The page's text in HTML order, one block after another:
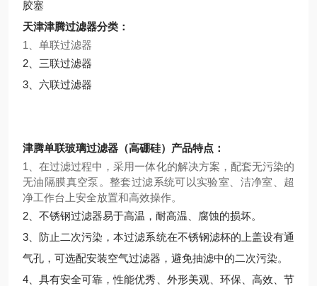
胶塞
天津津腾过滤器分类：
1、单联过滤器
2、三联过滤器
3、六联过滤器
津腾单联玻璃过滤器（高硼硅）产品特点：
1、在过滤过程中，采用一体化的解决方案，配套无污染的
无油隔膜真空泵。整套过滤系统可以实验室、洁净室、超
净工作台上安全放置和高效操作。
2、不锈钢过滤器易于高温，耐高温、腐蚀的损坏。
3、防止二次污染，本过滤系统在不锈钢滤杯的上盖设有通
气孔，可选配安装空气过滤器，避免抽滤中的二次污染。
4、具有安全可靠，性能优秀、外形美观、环保、高效、节